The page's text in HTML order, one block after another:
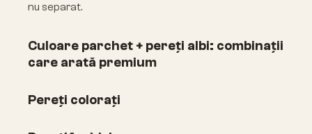
nu separat.
Culoare parchet + pereți albi: combinații
care arată premium
Pereți colorați